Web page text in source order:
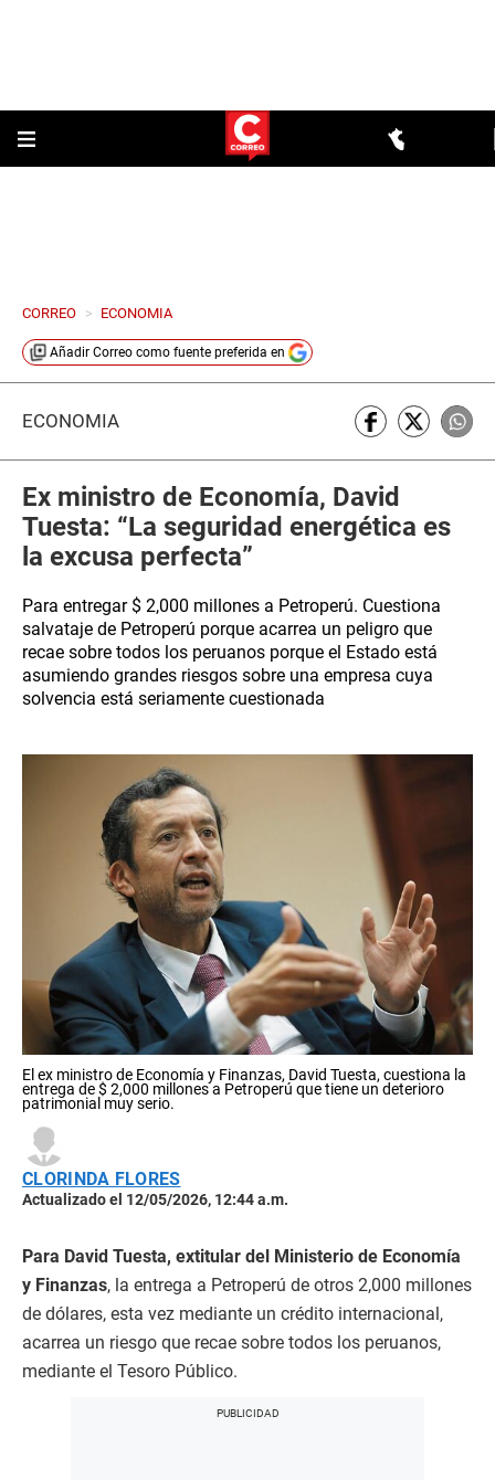
CORREO > ECONOMIA
Añadir Correo como fuente preferida en
ECONOMÍA
Ex ministro de Economía, David
Tuesta: “La seguridad energética es
la excusa perfecta”
Para entregar $ 2,000 millones a Petroperú. Cuestiona
salvataje de Petroperú porque acarrea un peligro que
recae sobre todos los peruanos porque el Estado está
asumiendo grandes riesgos sobre una empresa cuya
solvencia está seriamente cuestionada
El ex ministro de Economía y Finanzas, David Tuesta, cuestiona la
entrega de $ 2,000 millones a Petroperú que tiene un deterioro
patrimonial muy serio.
CLORINDA FLORES
Actualizado el 12/05/2026, 12:44 a.m.
Para David Tuesta, extitular del Ministerio de Economía
y Finanzas, la entrega a Petroperú de otros 2,000 millones
de dólares, esta vez mediante un crédito internacional,
acarrea un riesgo que recae sobre todos los peruanos,
mediante el Tesoro Público.